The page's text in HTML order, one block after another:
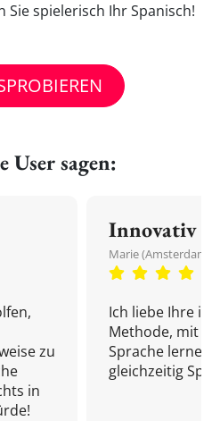
Sie spielerisch Ihr Spanisch!
User sagen:
zu
in
Innovativ
Marie
Ich liebe Ihre
Methode, mit
Sprache
gleichzeitig